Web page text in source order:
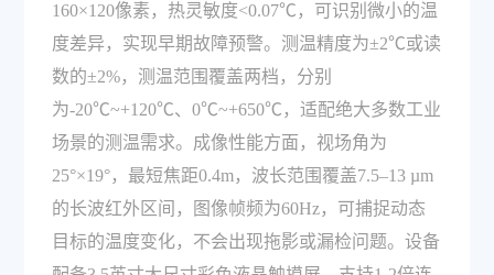
160×120像素，热灵敏度<0.07℃，可识别微小的温
度差异，实现早期故障预警。测温精度为±2℃或读
数的±2%，测温范围覆盖两档，分别
为-20℃~+120℃、0℃~+650℃，适配绝大多数工业
场景的测温需求。成像性能方面，视场角为
25°×19°，最短焦距0.4m，波长范围覆盖7.5–13 µm
的长波红外区间，图像帧频为60Hz，可捕捉动态
目标的温度变化，不会出现拖影或漏检问题。设备